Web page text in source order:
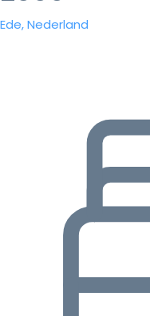
Ede, Nederland